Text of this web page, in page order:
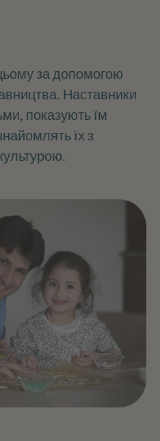
за допомогою
Наставники
показують їм
їх з